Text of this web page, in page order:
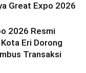
Great Expo 2026
2026 Resmi
Eri Dorong
Transaksi